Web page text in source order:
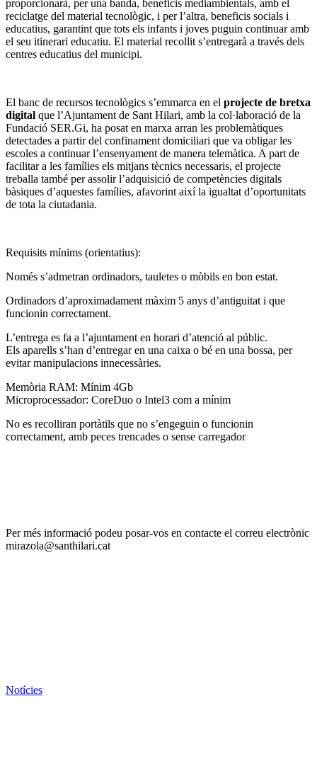
proporcionarà, per una banda, beneficis mediambientals, amb el
reciclatge del material tecnològic, i per l’altra, beneficis socials i
educatius, garantint que tots els infants i joves puguin continuar amb
el seu itinerari educatiu. El material recollit s’entregarà a través dels
centres educatius del municipi.
El banc de recursos tecnològics s’emmarca en el projecte de bretxa
digital que l’Ajuntament de Sant Hilari, amb la col·laboració de la
Fundació SER.Gi, ha posat en marxa arran les problemàtiques
detectades a partir del confinament domiciliari que va obligar les
escoles a continuar l’ensenyament de manera telemàtica. A part de
facilitar a les famílies els mitjans tècnics necessaris, el projecte
treballa també per assolir l’adquisició de competències digitals
bàsiques d’aquestes famílies, afavorint així la igualtat d’oportunitats
de tota la ciutadania.
Requisits mínims (orientatius):
Només s’admetran ordinadors, tauletes o mòbils en bon estat.
Ordinadors d’aproximadament màxim 5 anys d’antiguitat i que
funcionin correctament.
L’entrega es fa a l’ajuntament en horari d’atenció al públic.
Els aparells s’han d’entregar en una caixa o bé en una bossa, per
evitar manipulacions innecessàries.
Memòria RAM: Mínim 4Gb
Microprocessador: CoreDuo o Intel3 com a mínim
No es recolliran portàtils que no s’engeguin o funcionin
correctament, amb peces trencades o sense carregador
Per més informació podeu posar-vos en contacte el correu electrònic
mirazola@santhilari.cat
Notícies